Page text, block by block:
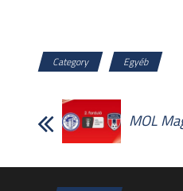
Category Egyéb
MOL